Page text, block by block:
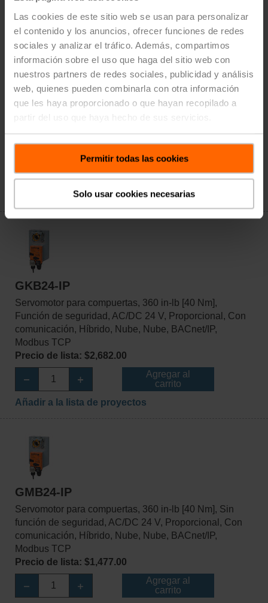
Las cookies de este sitio web se usan para personalizar
el contenido y los anuncios, ofrecer funciones de redes
sociales y analizar el tráfico. Además, compartimos
información sobre el uso que haga del sitio web con
nuestros partners de redes sociales, publicidad y análisis
web, quienes pueden combinarla con otra información
que les haya proporcionado o que hayan recopilado a
Permitir todas las cookies
Solo usar cookies necesarias
ARB24-IP
Actuador para válvula, Sin función de seguridad,
AC/DC 24 V, Proporcional, Con comunicación, Híbrido,
Nube, Nube
Modbus TCP
Precio de lista: $1,208.00
carrito
Añadir a la lista de proyectos
GKB24-IP
Servomotor para compuertas, 360 in-lb [40 Nm],
Función de seguridad, AC/DC 24 V, Proporcional, Con
comunicación, Híbrido, Nube, Nube, BACnet/IP,
Modbus TCP
Precio de lista: $2,682.00
Agregar al
carrito
Añadir a la lista de proyectos
GMB24-IP
Servomotor para compuertas, 360 in-lb [40 Nm], Sin
función de seguridad, AC/DC 24 V, Proporcional, Con
comunicación, Híbrido, Nube, Nube, BACnet/IP,
Modbus TCP
Precio de lista: $1,477.00
Agregar al
carrito